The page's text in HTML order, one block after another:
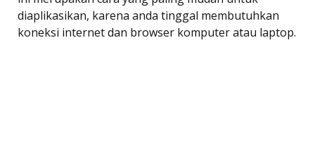
diaplikasikan, karena anda tinggal membutuhkan
koneksi internet dan browser komputer atau laptop.